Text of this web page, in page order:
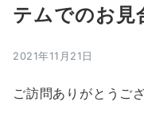
テムでのお見
2021年11月21日
ご訪問ありがとうご